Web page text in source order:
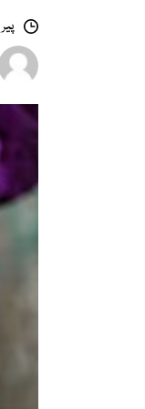
پیر 18 مئی 2026